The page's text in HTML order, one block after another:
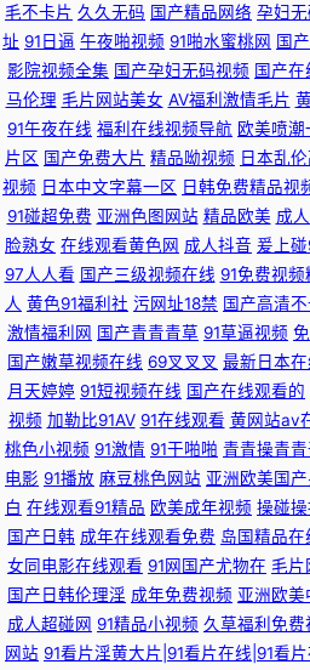
毛不卡片 久久无码 国产精品网络 孕妇
址 91日逼 午夜啪视频 91啪水蜜桃网 国
影院视频全集 国产孕妇无码视频 国产在
马伦理 毛片网站美女 AV福利激情毛片
91午夜在线 福利在线视频导航 欧美喷潮
片区 国产免费大片 精品呦视频 日本乱
视频 日本中文字幕一区 日韩免费精品视
91碰超免费 亚洲色图网站 精品欧美 成
脸熟女 在线观看黄色网 成人抖音 爰上碰
97人人看 国产三级视频在线 91免费视频
人 黄色91福利社 污网址18禁 国产高清
激情福利网 国产青青青草 91草逼视频
国产嫩草视频在线 69叉叉叉 最新日本
月天婷婷 91短视频在线 国产在线观看的
视频 加勒比91AV 91在线观看 黄网站av
桃色小视频 91激情 91干啪啪 青青操青青
电影 91播放 麻豆桃色网站 亚洲欧美国
白 在线观看91精品 欧美成年视频 操碰操
国产日韩 成年在线观看免费 岛国精品在
女同电影在线观看 91网国产尤物在 毛片
国产日韩伦理淫 成年免费视频 亚洲欧美
成人超碰网 91精品小视频 久草福利免费
网站 91看片淫黄大片|91看片在线|91看